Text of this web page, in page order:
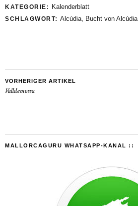
KATEGORIE: Kalenderblatt
SCHLAGWORT: Alcúdia Bucht von Alcúdia
VORHERIGER ARTIKEL
Valldemossa
MALLORCAGURU WHATSAPP-KANAL ::